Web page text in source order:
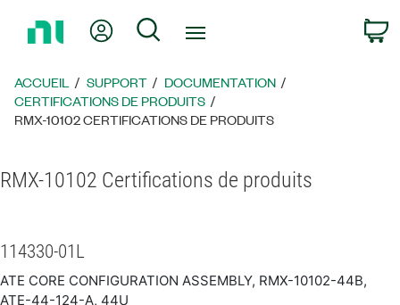
page
d’accueil
Mon compteRechercher
ACCUEIL SUPPORT
DOCUMENTATION
CERTIFICATIONS DE PRODUITS
RMX-10102 CERTIFICATIONS DE PRODUITS
RMX-10102 Certifications de produits
114330-01L
ATE CORE CONFIGURATION ASSEMBLY, RMX-10102-44B,
ATE-44-124-A, 44U